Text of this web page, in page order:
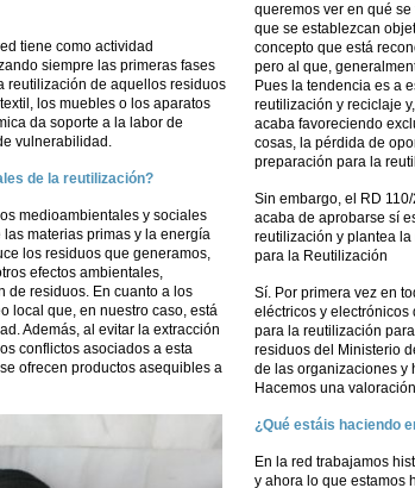
tiene como actividad
siempre las primeras fases
reutilización de aquellos residuos
los muebles o los aparatos
da soporte a la labor de
vulnerabilidad.
de la reutilización?
medioambientales y sociales
materias primas y la energía
los residuos que generamos,
efectos ambientales,
de residuos. En cuanto a los
local que, en nuestro caso, está
Además, al evitar la extracción
conflictos asociados a esta
ofrecen productos asequibles a
queremos ver en qué
que se establezcan
concepto que está
pero al que,
Pues la tendencia es a
reutilización y reciclaje
acaba favoreciendo
cosas, la pérdida de
preparación para la
Sin embargo, el RD
acaba de aprobarse sí
reutilización y plantea
para la Reutilización
Sí. Por primera vez en
eléctricos y
para la reutilización
residuos del Ministerio
de las organizaciones y
Hacemos una
¿Qué estáis haciendo
En la red trabajamos
y ahora lo que estamos